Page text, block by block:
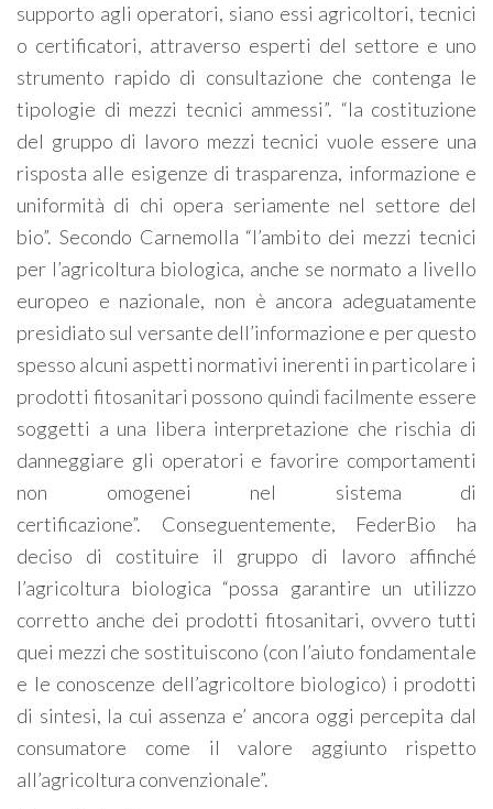
supporto agli operatori, siano essi agricoltori, tecnici
o certificatori, attraverso esperti del settore e uno
strumento rapido di consultazione che contenga le
tipologie di mezzi tecnici ammessi”. “la costituzione
del gruppo di lavoro mezzi tecnici vuole essere una
risposta alle esigenze di trasparenza, informazione e
uniformità di chi opera seriamente nel settore del
bio”. Secondo Carnemolla “l’ambito dei mezzi tecnici
per l’agricoltura biologica, anche se normato a livello
europeo e nazionale, non è ancora adeguatamente
presidiato sul versante dell’informazione e per questo
spesso alcuni aspetti normativi inerenti in particolare i
prodotti fitosanitari possono quindi facilmente essere
soggetti a una libera interpretazione che rischia di
danneggiare gli operatori e favorire comportamenti
non omogenei nel sistema di
certificazione”. Conseguentemente, FederBio ha
deciso di costituire il gruppo di lavoro affinché
l’agricoltura biologica “possa garantire un utilizzo
corretto anche dei prodotti fitosanitari, ovvero tutti
quei mezzi che sostituiscono (con l’aiuto fondamentale
e le conoscenze dell’agricoltore biologico) i prodotti
di sintesi, la cui assenza e’ ancora oggi percepita dal
consumatore come il valore aggiunto rispetto
all’agricoltura convenzionale”.